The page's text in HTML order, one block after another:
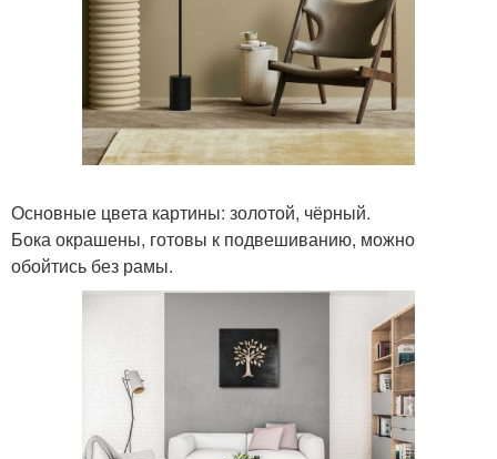
Основные цвета картины: золотой, чёрный.
Бока окрашены, готовы к подвешиванию, можно
обойтись без рамы.